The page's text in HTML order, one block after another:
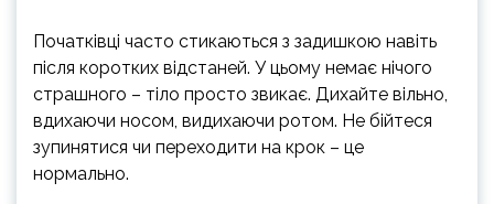
Початківці часто стикаються з задишкою навіть
після коротких відстаней. У цьому немає нічого
страшного – тіло просто звикає. Дихайте вільно,
вдихаючи носом, видихаючи ротом. Не бійтеся
зупинятися чи переходити на крок – це
нормально.